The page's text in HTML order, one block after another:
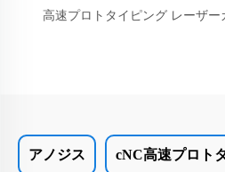
高速プロトタイピング レーザー
アノジス cNC高速プロト